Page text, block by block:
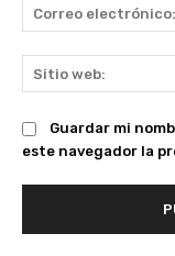
Guardar mi
este navegador la